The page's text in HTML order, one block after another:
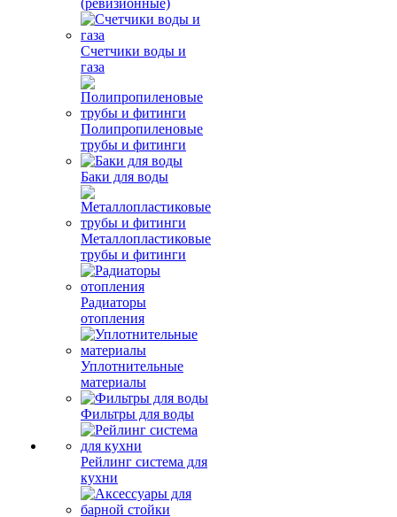
(ревизионные)
Счетчики воды и
газа
Полипропиленовые
трубы и фитинги
Баки для воды
Металлопластиковые
трубы и фитинги
Радиаторы
отопления
Уплотнительные
материалы
Фильтры для воды
Рейлинг система для
кухни